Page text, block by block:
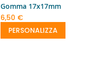
Gomma 17x17mm
6,50 €
PERSONALIZZA